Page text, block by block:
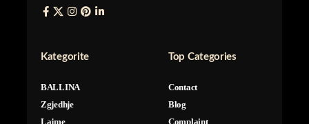
Kategorite
BALLINA
Zgjedhje
Lajme
Top Categories
Contact
Blog
Complaint